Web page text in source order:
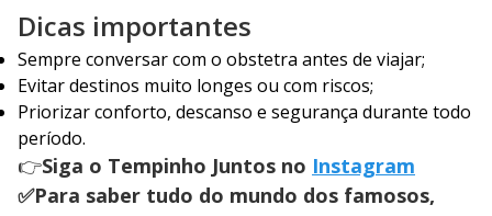
Dicas importantes
Sempre conversar com o obstetra antes de viajar;
Evitar destinos muito longes ou com riscos;
Priorizar conforto, descanso e segurança durante todo
período.
👉Siga o Tempinho Juntos no Instagram
✅Para saber tudo do mundo dos famosos,